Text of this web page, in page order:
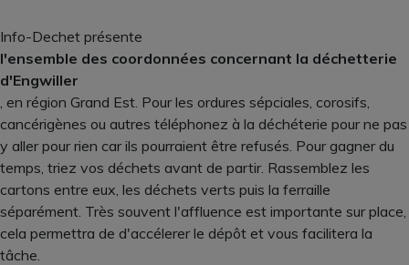
Info-Dechet présente
l'ensemble des coordonnées concernant la déchetterie
d'Engwiller
, en région Grand Est. Pour les ordures sépciales, corosifs,
cancérigènes ou autres téléphonez à la déchéterie pour ne pas
y aller pour rien car ils pourraient être refusés. Pour gagner du
temps, triez vos déchets avant de partir. Rassemblez les
cartons entre eux, les déchets verts puis la ferraille
séparément. Très souvent l'affluence est importante sur place,
cela permettra de d'accélerer le dépôt et vous facilitera la
tâche.